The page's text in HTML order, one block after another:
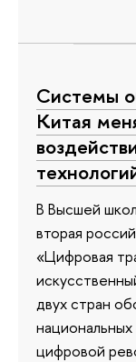
Системы
Китая
В Высшей
вторая
«Цифровая
двух стран
цифровой